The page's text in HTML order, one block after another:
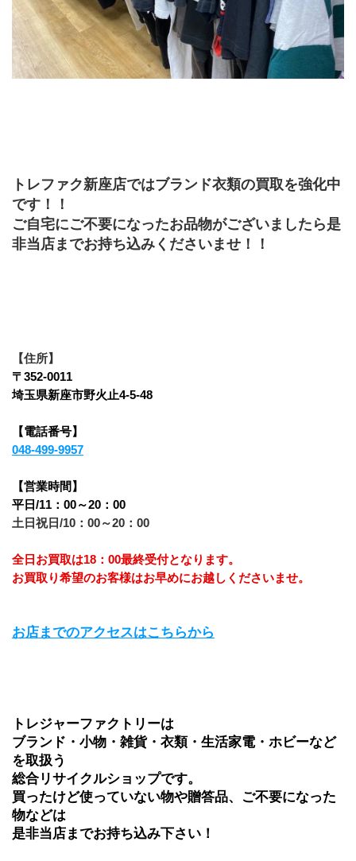
﻿トレファク新座店ではブランド衣類の買取を強化中
です！！
ご自宅にご不要になったお品物がございましたら是
非当店までお持ち込みくださいませ！！
【住所】
〒352-0011
埼玉県新座市野火止4-5-48
【電話番号】
048-499-9957
【営業時間】
平日/11：00～20：00
土日祝日/10：00～20：00
全日お買取は18：00最終受付となります。
お買取り希望のお客様はお早めにお越しくださいませ。
お店までのアクセスはこちらから
トレジャーファクトリーは
ブランド・小物・雑貨・衣類・生活家電・ホビーなど
を取扱う
総合リサイクルショップです。
買ったけど使っていない物や贈答品、ご不要になった
物などは
是非当店までお持ち込み下さい！